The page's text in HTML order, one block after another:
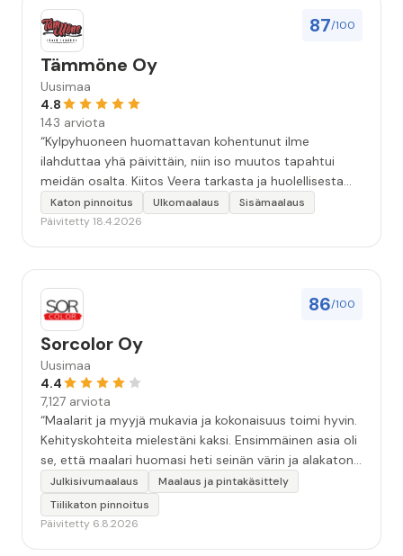
87/100
Tämmöne Oy
Uusimaa
4.8
143 arviota
“Kylpyhuoneen huomattavan kohentunut ilme
ilahduttaa yhä päivittäin, niin iso muutos tapahtui
meidän osalta. Kiitos Veera tarkasta ja huolellisesta
työstä, sekä ystävällisestä palvelusta!”
Katon pinnoitus Ulkomaalaus
Sisämaalaus
Päivitetty 18.4.2026
86/100
Sorcolor Oy
Uusimaa
4.4
7,127 arviota
“Maalarit ja myyjä mukavia ja kokonaisuus toimi hyvin.
Kehityskohteita mielestäni kaksi. Ensimmäinen asia oli
se, että maalari huomasi heti seinän värin ja alakaton
värin erot mitä en huomannut. Hyvä toki että siinä
kohtaa huomattu mutta toki optimaalisessa
tilanteessa myyjä olisi jo kiinnittänyt tähän huomiota.
Julkisivumaalaus
Maalaus ja pintakäsittely
Tiilikaton pinnoitus
Päivitetty 6.8.2026